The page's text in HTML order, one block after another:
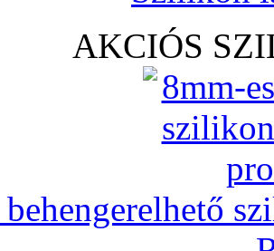
AKCIÓS
behengerelhető